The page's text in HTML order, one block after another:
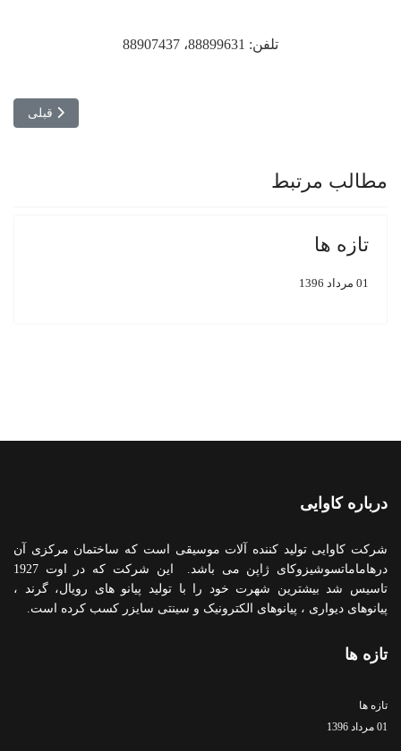
تلفن: 88899631، 88907437
مطلب قبلی:
قبلی
مطالب مرتبط
تازه ها
01 مرداد 1396
درباره کاوایی
شرکت کاوایی تولید کننده آلات موسیقی است که ساختمان مرکزی آن
درهاماماتسوشیزوکای ژاپن می باشد. این شرکت که در اوت 1927
تاسیس شد بیشترین شهرت خود را با تولید پیانو های رویال، گرند ،
پیانوهای دیواری ، پیانوهای الکترونیک و سینتی سایزر کسب کرده است.
تازه ها
تازه ها
01 مرداد 1396